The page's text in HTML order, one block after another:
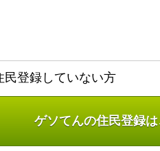
民登録していない方
ゲソてんの住民登録は